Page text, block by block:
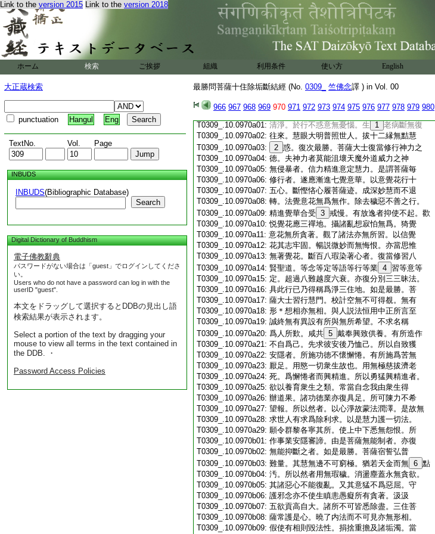
Link to the version 2015 Link to the version 2018
ホーム 検索 ご挨拶 組織 利用条件 使い方 English
大正蔵検索
punctuation Hangul Eng
TextNo. Vol. Page
INBUDS
INBUDS(Bibliographic Database)
Search
Digital Dictionary of Buddhism
電子佛教辭典
パスワードがない場合は「guest」でログインしてくださ
い。
Users who do not have a password can log in with the
userID "guest".
本文をドラッグして選択するとDDBの見出し語
検索結果が表示されます。
Select a portion of the text by dragging your
mouse to view all terms in the text contained in
the DDB. ・
Password Access Policies
最勝問菩薩十住除垢斷結經 (No. 0309_ 竺佛念譯 ) in Vol. 00
966 967 968 969 970 971 972 973 974 975 976 977 978 979 980
T0309_.10.0969c19:御意令斷。未生善法精勤使生。已生増多不
T0309_.10.0969c20:使漏失。三住菩薩行神足定。得樂喜定止所
T0309_.10.0969c21:作行。總其神足持身心意。以精勤定除所作
T0309_.10.0969c22:惡。復總神足攝持身心。復以意定除其所作。
統攝神足持於身心。以智慧定除諸所作。統
其神足亦持身心。漸進修根信精進根。意定
T0309_.10.0969c25:慧根便得入要。佛法空盡無彼無我。亦無因
T0309_.10.0969c27:人多相 11 猗。見著 12 性名於無數世。當復
T0309_.10.0969c28:憂惱相隨。如影隨形往來不停。如輪在轍莫
T0309_.10.0969c29:知端緒。行定無猗正觀不著。貪盡想滅結解
T0309_.10.0970a01: 清淨。於行不惑意無憂惱。生 1 老病斷無復
T0309_.10.0970a02: 往來。慧眼大明普照世人。拔十二縁無黠慧
T0309_.10.0970a03:
2 惑。復次最勝。菩薩大士復當修行神力之
T0309_.10.0970a04: 徳。夫神力者莫能沮壞天魔外道威力之神
T0309_.10.0970a05: 無侵暴者。信力精進意定慧力。是謂菩薩毎
T0309_.10.0970a06: 修行者。遂應漸進七覺意華。以意覺花行十
T0309_.10.0970a07: 五心。斷慳悋心履菩薩迹。成深妙慧而不退
T0309_.10.0970a08: 轉。法覺意花無爲無作。除去穢惡不善之行。
T0309_.10.0970a09: 精進覺華合受 3 戒慢。有放逸者抑使不起。歡
T0309_.10.0970a10:悦覺花應三禪地。攝諸亂想寂怕無爲。猗覺
T0309_.10.0970a11: 意花無所貪著。觀了諸法亦無所習。以信覺
T0309_.10.0970a12: 花其志牢固。暢説微妙而無悔恨。亦當思惟
T0309_.10.0970a13: 無著覺花。斷百八瑕染著心者。復當修習八
T0309_.10.0970a14: 賢聖道。等念等定等語等行等業 4 習等意等
T0309_.10.0970a15: 定。超過八難越度六衰。亦復分別三三昧法。
T0309_.10.0970a16: 具此行已乃得稱爲淨三住地。如是最勝。菩
T0309_.10.0970a17: 薩大士習行慧門。校計空無不可得覩。無有
T0309_.10.0970a18: 形＊想相亦無相。與人説法恒用中正所言至
T0309_.10.0970a19: 誠終無有異設有所與無所希望。不求名稱
T0309_.10.0970a20: 爲人所歎。咸共 5 戴奉興致供養。有所造作
T0309_.10.0970a21: 不自爲己。先求彼安後乃恤己。所以自致獲
T0309_.10.0970a22: 安隱者。所施功徳不懷懈惓。有所施爲苦無
T0309_.10.0970a23: 厭足。用愍一切衆生故也。用無極慈拔濟老
T0309_.10.0970a24: 死。爲懈惓者而興精進。所以勇猛興精進者。
T0309_.10.0970a25: 欲以養育衆生之類。常當自念我由衆生得
T0309_.10.0970a26: 辦道果。諸功徳業亦復具足。所可陳力不希
T0309_.10.0970a27: 望報。所以然者。以心淨故蒙法潤澤。是故無
T0309_.10.0970a28: 求世人有求爲除利求。以是慧力護一切法。
T0309_.10.0970a29: 願令群黎各寧其所。使上中下悉無怨恨。所
T0309_.10.0970b01: 作事業安隱審諦。由是菩薩無能制者。亦復
T0309_.10.0970b02: 無能抑斷之者。如是最勝。菩薩宿誓弘普
T0309_.10.0970b03: 難量。其慧無邊不可窮極。猶若天金而無 6 點
T0309_.10.0970b04: 汚。所以然者用無瑕穢。消盪塵蓋永無貪欲。
T0309_.10.0970b05: 其諸惡心不能復亂。又其意猛不爲惡屈。守
T0309_.10.0970b06: 護邪念亦不使生瞋恚愚癡所有貪著。汲汲
T0309_.10.0970b07: 五欲貢高自大。諸所不可皆悉除盡。三住菩
T0309_.10.0970b08: 薩常護是心。曉了内法而不可見亦無形相。
T0309_.10.0970b09: 假使有相則毀法性。捐捨重擔及諸垢濁。當